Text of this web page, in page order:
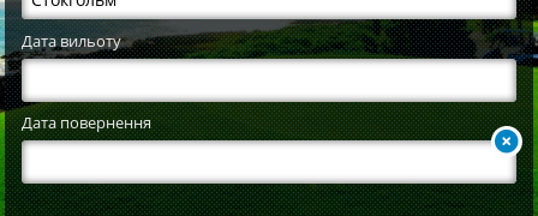
Дата вильоту
Дата повернення